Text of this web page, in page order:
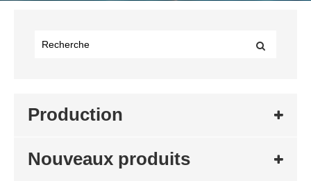
Production
Nouveaux produits